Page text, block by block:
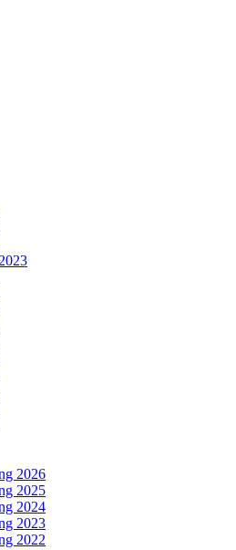
2026
2025
2024
2023
2022